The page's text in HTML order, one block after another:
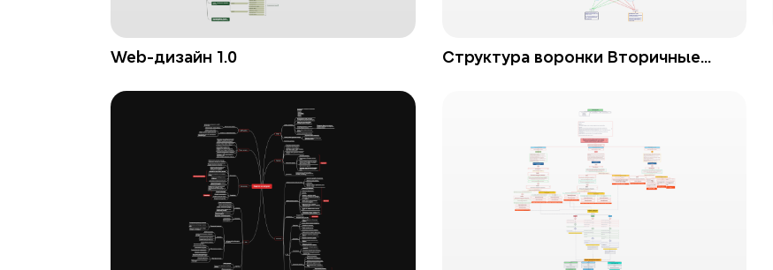
Web-дизайн 1.0
Структура воронки Вторичные